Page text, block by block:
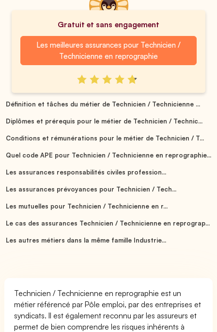
Gratuit et sans engagement
Les meilleures assurances pour Technicien /
Technicienne en reprographie
Définition et tâches du métier de Technicien / Technicienne ...
Diplômes et prérequis pour le métier de Technicien / Technic...
Conditions et rémunérations pour le métier de Technicien / T...
Quel code APE pour Technicien / Technicienne en reprographie...
Les assurances responsabilités civiles profession...
Les assurances prévoyances pour Technicien / Tech...
Les mutuelles pour Technicien / Technicienne en r...
Le cas des assurances Technicien / Technicienne en reprograp...
Les autres métiers dans la même famille Industrie...
Technicien / Technicienne en reprographie est un
métier référencé par Pôle emploi, par des entreprises et
syndicats. Il est également reconnu par les assureurs et
permet de bien comprendre les risques inhérents à